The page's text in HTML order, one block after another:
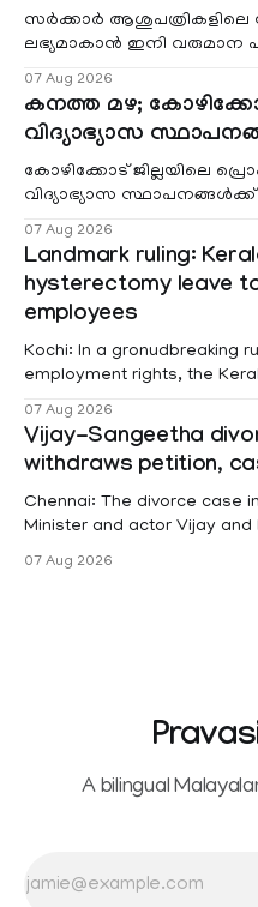
സർക്കാർ
ലഭ്യമാകാൻ ഇനി വരുമാന
07 Aug 2026
കനത്ത മഴ;
വിദ്യാഭ്യാസ
കോഴിക്കോട് ജില്ലയിലെ
വിദ്യാഭ്യാസ
07 Aug 2026
Landmark ruling:
hysterectomy leave
employees
Kochi: In a gronudbreaking
employment rights, the
projects are eligible for paid
hysterectomy surgery
(KSR). The court noted that since essential benefits like
maternity
07 Aug 2026
Vijay-Sangeetha
withdraws petition,
Chennai: The divorce case
Minister and actor Vijay
Sowrnalingam has taken a
07 Aug 2026
A bilingual